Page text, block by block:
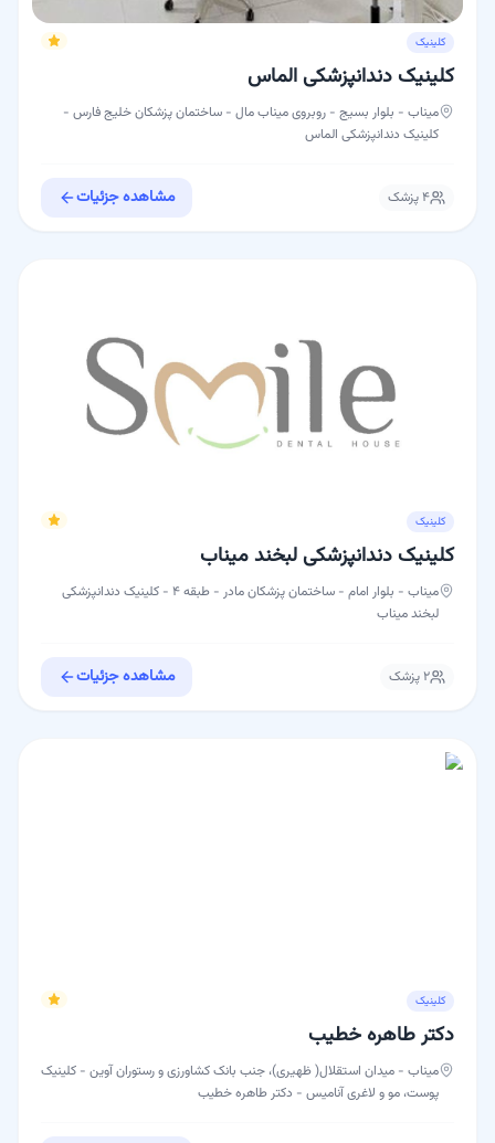
کلینیک
کلینیک دندانپزشکی الماس
میناب - بلوار بسيج - روبروی ميناب مال - ساختمان پزشکان خلیج فارس -
کلینیک دندانپزشکی الماس
۴پزشک مشاهده جزئیات
کلینیک
کلینیک دندانپزشکی لبخند میناب
میناب - بلوار امام - ساختمان پزشکان مادر - طبقه ۴ - کلینیک دندانپزشکی
لبخند میناب
۲پزشک مشاهده جزئیات
کلینیک
دکتر طاهره خطیب
میناب - میدان استقلال( ظهیری)، جنب بانک کشاورزی و رستوران آوین - کلینیک
پوست، مو و لاغری آنامیس - دکتر طاهره خطیب